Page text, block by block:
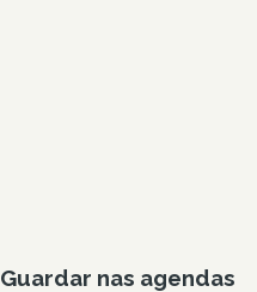
Guardar nas agendas